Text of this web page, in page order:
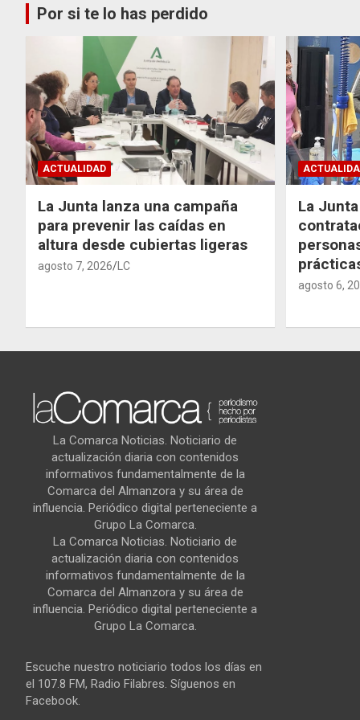
Por si te lo has perdido
ACTUALIDAD
La Junta lanza una campaña
para prevenir las caídas en
altura desde cubiertas ligeras
agosto 7, 2026 LC
La
agosto 6,
La Comarca Noticias. Noticiario de
actualización diaria con contenidos
informativos fundamentalmente de la
Comarca del Almanzora y su área de
influencia. Periódico digital perteneciente a
Grupo La Comarca.
La Comarca Noticias. Noticiario de
actualización diaria con contenidos
informativos fundamentalmente de la
Comarca del Almanzora y su área de
influencia. Periódico digital perteneciente a
Grupo La Comarca.
Escuche nuestro noticiario todos los días en
el 107.8 FM, Radio Filabres. Síguenos en
Facebook.